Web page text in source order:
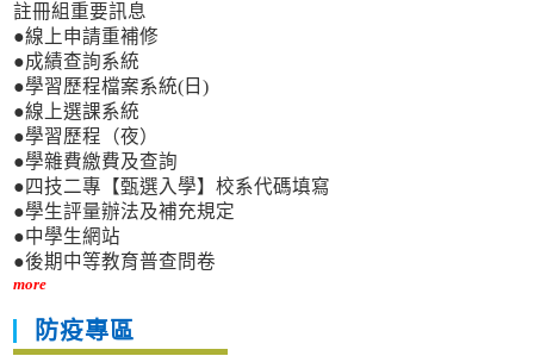
註冊組重要訊息
●線上申請重補修
●成績查詢系統
●學習歷程檔案系統(日)
●線上選課系統
●學習歷程（夜）
●學雜費繳費及查詢
●四技二專【甄選入學】校系代碼填寫
●學生評量辦法及補充規定
●中學生網站
●後期中等教育普查問卷
more
防疫專區